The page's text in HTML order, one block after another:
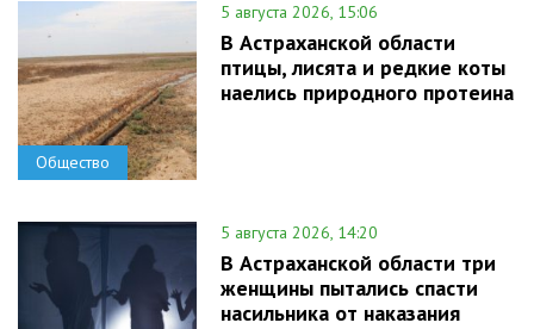
Общество
5 августа 2026, 15:06
В Астраханской области
птицы, лисята и редкие коты
наелись природного протеина
5 августа 2026, 14:20
В Астраханской области три
женщины пытались спасти
насильника от наказания